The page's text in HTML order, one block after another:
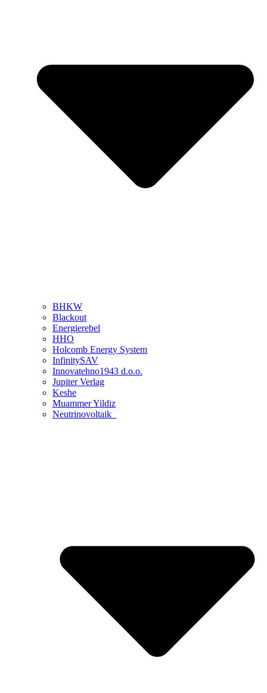
BHKW
Blackout
Energierebel
HHO
Holcomb Energy System
InfinitySAV
Innovatehno1943 d.o.o.
Jupiter Verlag
Keshe
Muammer Yildiz
Neutrinovoltaik